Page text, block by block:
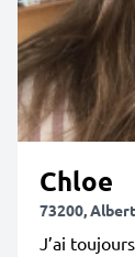
Chloe
73200,
J’ai